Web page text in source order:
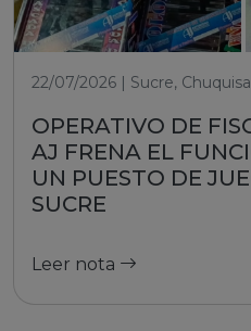
22/07/2026 | Sucre,
OPERATIVO DE
AJ FRENA EL
UN PUESTO DE
SUCRE
Leer nota